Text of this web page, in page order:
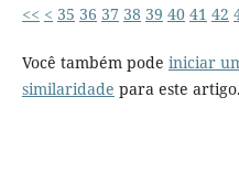
<< < 35 36 37 38 39 40 41 42
Você também pode iniciar
similaridade para este artigo.